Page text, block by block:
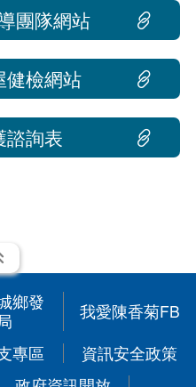
團隊網站
健檢網站
諮詢表
開
鄉發
我愛陳香菊FB
專區
資訊安全政策